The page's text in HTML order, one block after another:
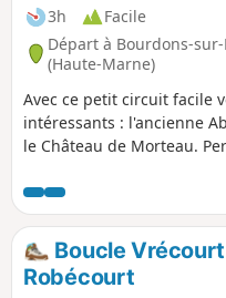
3h
Facile
Départ à Bourdons-
(Haute-Marne)
Avec ce petit circuit facile
intéressants : l'ancienne
le Château de Morteau.
de pêcheurs à découvrir.
Boucle
Robécourt